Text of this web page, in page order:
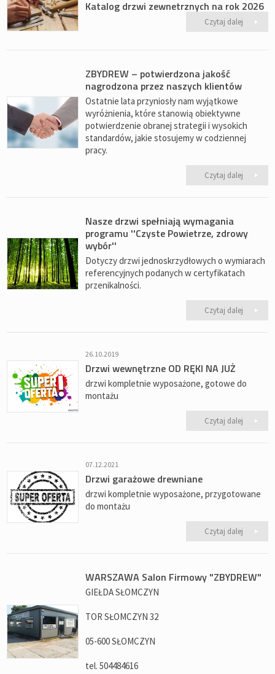
Katalog drzwi zewnetrznych na rok 2026
Czytaj dalej
ZBYDREW – potwierdzona jakość
nagrodzona przez naszych klientów
Ostatnie lata przyniosły nam wyjątkowe
wyróżnienia, które stanowią obiektywne
potwierdzenie obranej strategii i wysokich
standardów, jakie stosujemy w codziennej
pracy.
Czytaj dalej
Nasze drzwi spełniają wymagania
programu ''Czyste Powietrze, zdrowy
wybór''
Dotyczy drzwi jednoskrzydłowych o wymiarach
referencyjnych podanych w certyfikatach
przenikalności.
Czytaj dalej
26.10.2019
Drzwi wewnętrzne OD RĘKI NA JUŻ
drzwi kompletnie wyposażone, gotowe do
montażu
Czytaj dalej
07.12.2021
Drzwi garażowe drewniane
drzwi kompletnie wyposażone, przygotowane
do montażu
Czytaj dalej
WARSZAWA Salon Firmowy "ZBYDREW"
GIEŁDA SŁOMCZYN
TOR SŁOMCZYN 32
05-600 SŁOMCZYN
tel. 504484616